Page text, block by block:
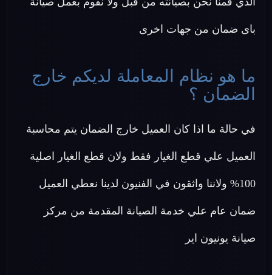
باى ضمان من جهات اخرى
ما هو نظام المعاملة لديكم خارج
الضمان ؟
في حالة ما اذا كان العميل خارج الضمان يتم محاسبة
العميل علي قطع الغيار فقط ولان قطع الغيار اصلية
100% ولاننا واثقون في الفنيون لدينا نعطي العميل
ضمان عام علي خدمة الصيانة المقدمة من مركز
صيانة يونيون اير